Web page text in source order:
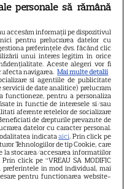
imagini
din Veneția
fiica ei. Dorința
10 ani
și Monica
vacanță împreună
Imaginile de pe barcă
privirile
personale să rămână
accesăm informații pe dispozitivul
pentru prelucrarea datelor cu
preferințele dvs. făcând clic
unui interes legitim în orice
Aceste alegeri vor fi
navigarea. Mai multe detalii
si agentiile de publicitate
de date analitice) prelucram
pentru a personaliza
in functie de interesele si/sau
aferente retelelor de socializare
de drepturile prevazute de
datelor cu caracter personal.
indicataaici. Prin click pe
Tehnologiilor de tip Cookie, care
la stocarea/accesarea informatiilor
click pe “VREAU SA MODIFIC
preferintele in mod individual, mai
pentru functionarea website-